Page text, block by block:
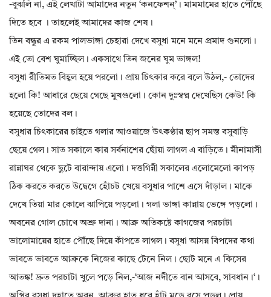
-বুঝলি না, এই লেখাটা আমাদের নতুন ‘কনফেশন্’। মামমামের হাতে পৌঁছে
দিতে হবে । তাহলেই আমাদের কাজ শেষ।
তিন বন্ধুর এ রকম পালভাঙ্গা চেহারা দেখে বসুধা মনে মনে প্রমাদ গুনলো।
এই তো বেশ ঘুমাচ্ছিল। একসাথে তিন জনের ঘুম ভাঙ্গল!
বসুধা রীতিমত বিহ্বল হয়ে পরলো। প্রায় চিৎকার করে বলে উঠল,- তোদের
হলো কি! আধারে ছেয়ে গেছে মুখগুলো। কোন দুঃস্বপ্ন দেখেছিস কেউ! কি
হয়েছে তোদের বল।
বসুধার চিৎকারের চাইতে গলার আওয়াজে উৎকণ্ঠার ছাপ সমস্ত বসুবাড়ি
ছেয়ে গেল। সাত সকালে কার সর্বনাশের ছোঁয়া লাগল এ বাড়িতে। মীনামাসী
রান্নাঘর থেকে ছুটে বারান্দায় এলো। দত্তগিন্নী সকালের এলোমেলো কাপড়
ঠিক করতে করতে উদ্বেগে হোঁচট খেয়ে বসুধার পাশে এসে দাঁড়াল। মাকে
দেখে তিয়া মার কোলে ঝাপিয়ে পড়লো। গলা ভাঙ্গা কান্নায় ভেঙ্গে পড়লো।
অবনের গোল চোখে অশ্রু দানা। আব্রু অতিকষ্টে কাগজের পরচাটা
ভালোমায়ের হাতে পৌঁছে দিয়ে কাঁপতে লাগল। বসুধা আসন্ন বিপদের কথা
ভাবতে ভাবতে আব্রুকে নিজের কাছে টেনে নিল। ছোট মনে এ কিসের
আতঙ্ক! দ্রুত পরচাটা খুলে পড়ে নিল,-‘আজ নদীতে বান আসবে, সাবধান।‘।